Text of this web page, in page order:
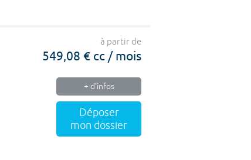
à partir de
549,08 € cc / mois
+ d'infos
Déposer
mon dossier